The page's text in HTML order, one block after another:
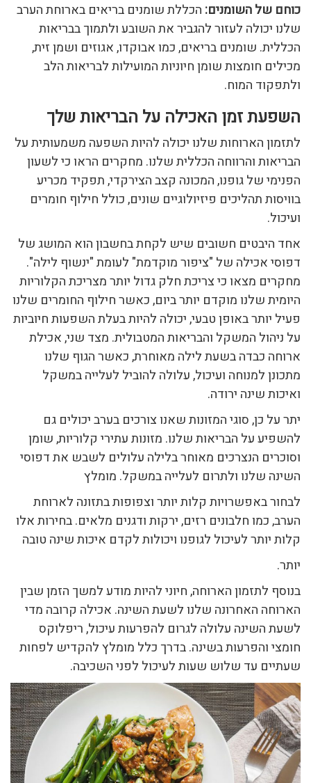
כוחם של השומנים: הכללת שומנים בריאים בארוחת הערב
שלנו יכולה לעזור להגביר את השובע ולתמוך בבריאות
הכללית. שומנים בריאים, כמו אבוקדו, אגוזים ושמן זית,
מכילים חומצות שומן חיוניות המועילות לבריאות הלב
ולתפקוד המוח.
השפעת זמן האכילה על הבריאות שלך
לתזמון הארוחות שלנו יכולה להיות השפעה משמעותית על
הבריאות והרווחה הכללית שלנו. מחקרים הראו כי לשעון
הפנימי של גופנו, המכונה קצב הצירקדי, תפקיד מכריע
בוויסות תהליכים פיזיולוגיים שונים, כולל חילוף חומרים
ועיכול.
אחד היבטים חשובים שיש לקחת בחשבון הוא המושג של
דפוסי אכילה של "ציפור מוקדמת" לעומת "ינשוף לילה".
מחקרים מצאו כי צריכת חלק גדול יותר מצריכת הקלוריות
היומית שלנו מוקדם יותר ביום, כאשר חילוף החומרים שלנו
פעיל יותר באופן טבעי, יכולה להיות בעלת השפעות חיוביות
על ניהול המשקל והבריאות המטבולית. מצד שני, אכילת
ארוחה כבדה בשעת לילה מאוחרת, כאשר הגוף שלנו
מתכונן למנוחה ועיכול, עלולה להוביל לעלייה במשקל
ואיכות שינה ירודה.
יתר על כן, סוגי המזונות שאנו צורכים בערב יכולים גם
להשפיע על הבריאות שלנו. מזונות עתירי קלוריות, שומן
וסוכרים הנצרכים מאוחר בלילה עלולים לשבש את דפוסי
השינה שלנו ולתרום לעלייה במשקל. מומלץ
לבחור באפשרויות קלות יותר וצפופות בתזונה לארוחת
הערב, כמו חלבונים רזים, ירקות ודגנים מלאים. בחירות אלו
קלות יותר לעיכול לגופנו ויכולות לקדם איכות שינה טובה
יותר.
בנוסף לתזמון הארוחה, חיוני להיות מודע למשך הזמן שבין
הארוחה האחרונה שלנו לשעת השינה. אכילה קרובה מדי
לשעת השינה עלולה לגרום להפרעות עיכול, ריפלוקס
חומצי והפרעות בשינה. בדרך כלל מומלץ להקדיש לפחות
שעתיים עד שלוש שעות לעיכול לפני השכיבה.